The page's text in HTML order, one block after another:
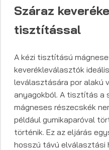
Száraz
tisztítással
A kézi tisztítású
keverékleválasztók
leválasztására por alakú
anyagokból. A tisztítás a
mágneses részecskék
például gumikaparóval
történik. Ez az eljárás
hosszú távú